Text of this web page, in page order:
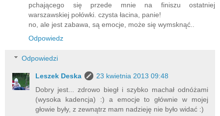
pchającego się przede mnie na finiszu ostatniej
warszawskiej połówki. czysta łacina, panie!
no, ale jest zabawa, są emocje, może się wymsknąć..
Odpowiedz
Odpowiedzi
Leszek Deska
23 kwietnia 2013 09:48
Dobry jest... zdrowo biegł i szybko machał odnóżami
(wysoka kadencja) :) a emocje to głównie w mojej
głowie były, z zewnątrz mam nadzieję nie było widać :)